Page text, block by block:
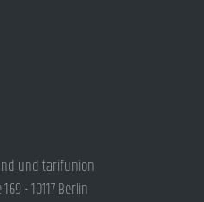
und tarifunion
• 10117 Berlin